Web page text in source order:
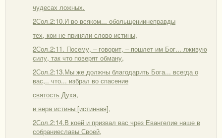
чудесах ложных.
2Сол.2:10.И во всяком... обольщениинеправды
тех, кои не приняли слово истины,
2Сол.2:11. Посему, – говорит, – пошлет им Бог... лживую
силу, так что поверят обману,
2Сол.2:13.Мы же должны благодарить Бога... всегда о
вас,.. что... избрал во спасение
святость Духа,
и вера истины [истинная],
2Сол.2:14.В коей и призвал вас чрез Евангелие наше в
собраниеславы Своей,